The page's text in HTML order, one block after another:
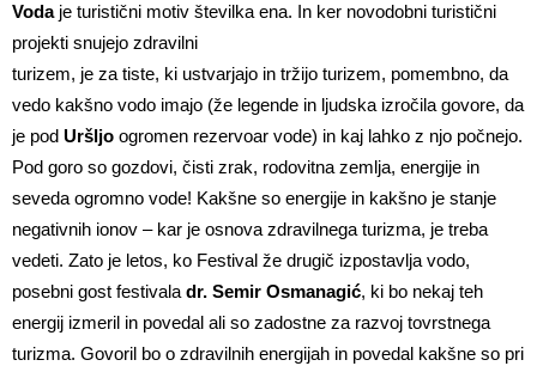
Vodaje turistični motiv številka ena. In ker novodobni turistični
projekti snujejo zdravilni
turizem, je za tiste, ki ustvarjajo in tržijo turizem, pomembno, da
vedo kakšno vodo imajo (že legende in ljudska izročila govore, da
je pod Uršljo ogromen rezervoar vode) in kaj lahko z njo počnejo.
Pod goro so gozdovi, čisti zrak, rodovitna zemlja, energije in
seveda ogromno vode! Kakšne so energije in kakšno je stanje
negativnih ionov – kar je osnova zdravilnega turizma, je treba
vedeti. Zato je letos, ko Festival že drugič izpostavlja vodo,
posebni gost festivala dr. Semir Osmanagić, ki bo nekaj teh
energij izmeril in povedal ali so zadostne za razvoj tovrstnega
turizma. Govoril bo o zdravilnih energijah in povedal kakšne so pri